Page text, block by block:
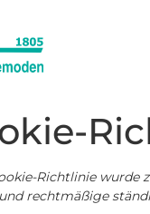
Richtlinie wurde
rechtmäßige